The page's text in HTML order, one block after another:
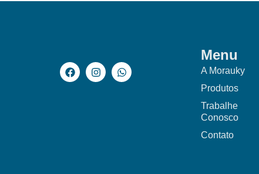
Menu
A Morauky
Produtos
Trabalhe
Conosco
Contato